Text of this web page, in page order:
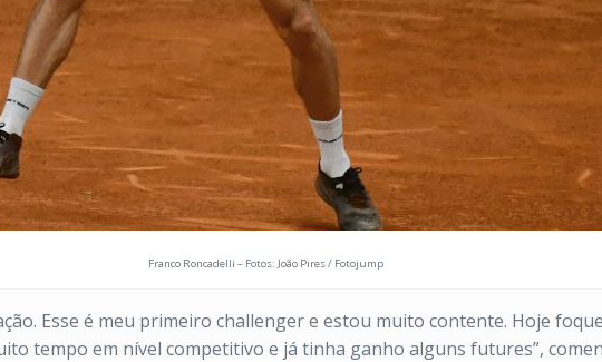
Franco Roncadelli – Fotos: João Pires / Fotojump
Esse é meu primeiro challenger e estou muito contente. Hoje
tempo em nível competitivo e já tinha ganho alguns futures”,